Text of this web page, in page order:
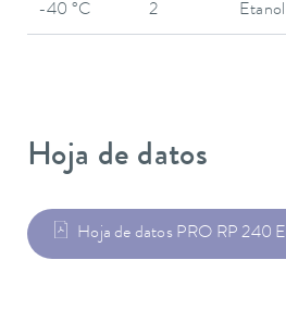
-40 °C 2 Etanol
Hoja de datos
Hoja de datos PRO RP 240 E